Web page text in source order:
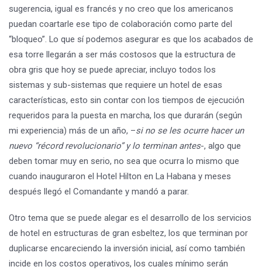
sugerencia, igual es francés y no creo que los americanos
puedan coartarle ese tipo de colaboración como parte del
“bloqueo”. Lo que sí podemos asegurar es que los acabados de
esa torre llegarán a ser más costosos que la estructura de
obra gris que hoy se puede apreciar, incluyo todos los
sistemas y sub-sistemas que requiere un hotel de esas
características, esto sin contar con los tiempos de ejecución
requeridos para la puesta en marcha, los que durarán (según
mi experiencia) más de un año, –si no se les ocurre hacer un
nuevo “récord revolucionario” y lo terminan antes-, algo que
deben tomar muy en serio, no sea que ocurra lo mismo que
cuando inauguraron el Hotel Hilton en La Habana y meses
después llegó el Comandante y mandó a parar.
Otro tema que se puede alegar es el desarrollo de los servicios
de hotel en estructuras de gran esbeltez, los que terminan por
duplicarse encareciendo la inversión inicial, así como también
incide en los costos operativos, los cuales mínimo serán